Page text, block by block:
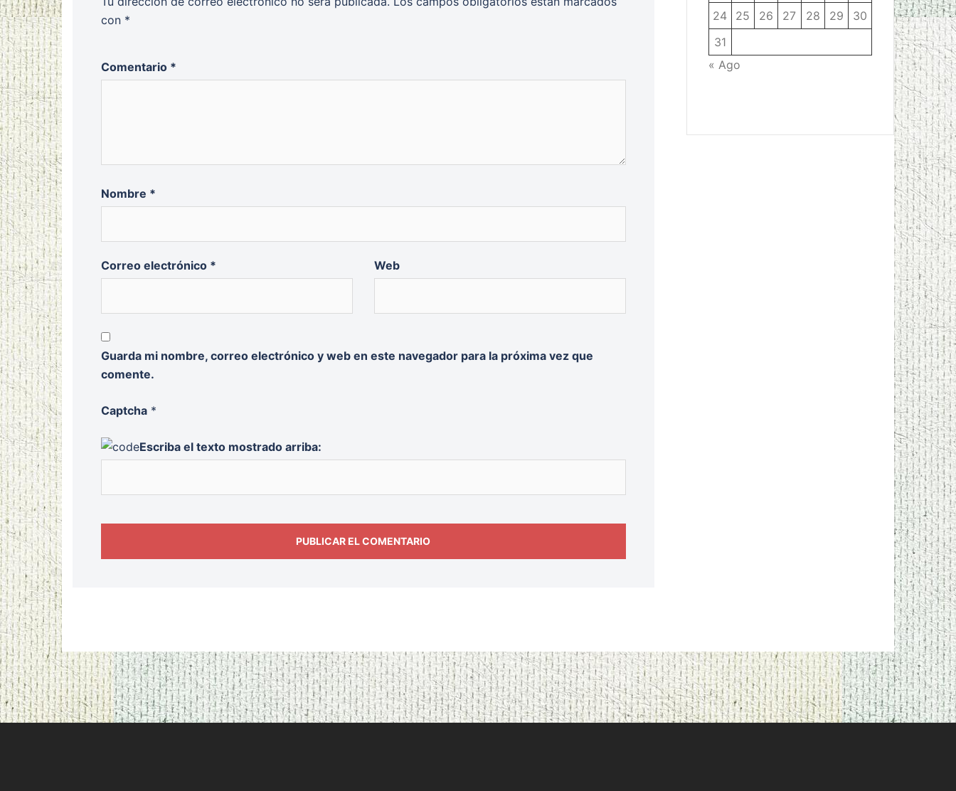
con *
Comentario *
Nombre *
Correo electrónico * Web
Guarda mi nombre, correo electrónico y web en este navegador para la próxima vez que
comente.
Captcha *
Escriba el texto mostrado arriba:
24
25 26 27 28 29
30
31
« Ago